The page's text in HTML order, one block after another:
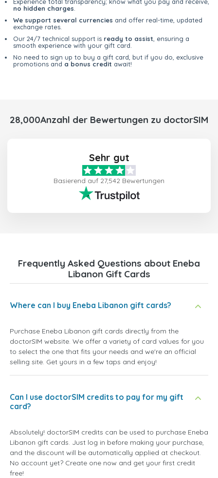
no hidden charges
We support several currencies and offer real-time, updated
exchange rates.
Our 24/7 technical support is ready to assist , ensuring a
smooth experience with your gift card.
No need to sign up to buy a gift card, but if you do, exclusive
promotions and a bonus credit await!
28,000Anzahl der Bewertungen zu doctorSIM
Sehr gut
Basierend auf 27,542 Bewertungen
Frequently Asked Questions about Eneba
Libanon Gift Cards
Where can I buy Eneba Libanon gift cards?
Purchase Eneba Libanon gift cards directly from the
doctorSIM website. We offer a variety of card values for you
to select the one that fits your needs and we're an official
selling site. Get yours in a few taps and enjoy!
Can I use doctorSIM credits to pay for my gift
card?
Absolutely! doctorSIM credits can be used to purchase Eneba
Libanon gift cards. Just log in before making your purchase,
and the discount will be automatically applied at checkout.
No account yet? Create one now and get your first credit
free!